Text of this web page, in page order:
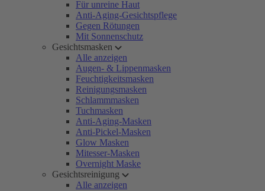
Für unreine Haut
Anti-Aging-Gesichtspflege
Gegen Rötungen
Mit Sonnenschutz
Gesichtsmasken
Alle anzeigen
Augen- & Lippenmasken
Feuchtigkeitsmasken
Reinigungsmasken
Schlammmasken
Tuchmasken
Anti-Aging-Masken
Anti-Pickel-Masken
Glow Masken
Mitesser-Masken
Overnight Maske
Gesichtsreinigung
Alle anzeigen